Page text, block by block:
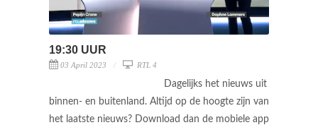
19:30 UUR
03 April 2023 RTL 4
Dagelijks het nieuws uit
binnen- en buitenland. Altijd op de hoogte zijn van
het laatste nieuws? Download dan de mobiele app